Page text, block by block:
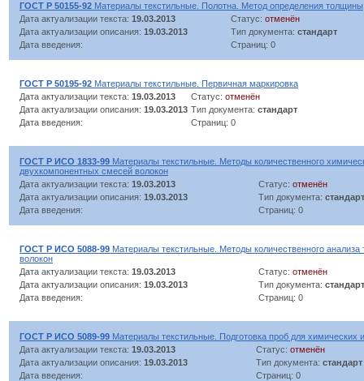
ГОСТ Р 50155-92 Материалы текстильные. Полотна. Метод определения толщины
Дата актуализации текста: 19.03.2013 Статус: отменён
Дата актуализации описания: 19.03.2013 Тип документа: стандарт
Дата введения:
Страниц: 0
ГОСТ Р 50195-92 Материалы текстильные. Первичная маркировка
Дата актуализации текста: 19.03.2013 Статус: отменён
Дата актуализации описания: 19.03.2013 Тип документа: стандарт
Дата введения:
Страниц: 0
ГОСТ Р ИСО 1833-99 Материалы текстильные. Методы количественного
двухкомпонентных смесей волокон
Дата актуализации текста: 19.03.2013 Статус: отменён
Дата актуализации описания: 19.03.2013 Тип документа: стандарт
Дата введения:
Страниц: 0
ГОСТ Р ИСО 5088-99 Материалы текстильные. Методы количественного
волокон
Дата актуализации текста: 19.03.2013 Статус: отменён
Дата актуализации описания: 19.03.2013 Тип документа: стандарт
Дата введения:
Страниц: 0
ГОСТ Р ИСО 5089-99 Материалы текстильные. Подготовка проб для химических
Дата актуализации текста: 19.03.2013 Статус: отменён
Дата актуализации описания: 19.03.2013 Тип документа: стандарт
Дата введения:
Страниц: 0